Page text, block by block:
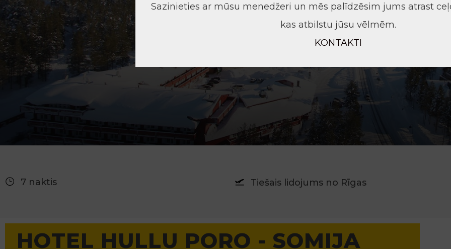
7 naktis Tiešais lidojums no Rīgas
HOTEL HULLU PORO - SOMIJA
Sazinieties ar mūsu menedžeri un mēs palīdzēsim jums atrast
kas atbilstu jūsu vēlmēm.
KONTAKTI